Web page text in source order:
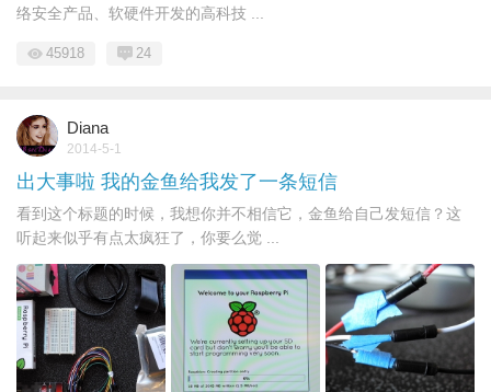
络安全产品、软硬件开发的高科技 ...
45918 24
Diana
2014-5-1
出大事啦 我的金鱼给我发了一条短信
看到这个标题的时候，我想你并不相信它，金鱼给自己发短信？这
听起来似乎有点太疯狂了，你要么觉 ...